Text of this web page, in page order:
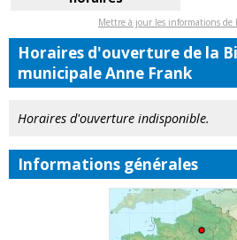
Mettre à jour les informations
Horaires d'ouverture de la
municipale Anne Frank
Horaires d'ouverture indisponible.
Informations générales